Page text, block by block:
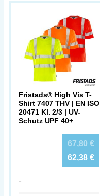
Fristads® High Vis T-
Shirt 7407 THV | EN ISO
20471 Kl. 2/3 | UV-
Schutz UPF 40+
67,80€
62,38 €
…